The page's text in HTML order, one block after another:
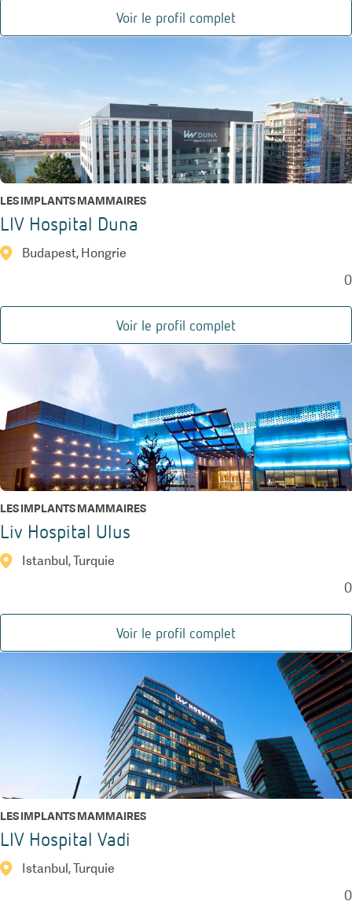
Voir le profil complet
LES IMPLANTS MAMMAIRES
LIV Hospital Duna
Budapest, Hongrie
0
Voir le profil complet
LES IMPLANTS MAMMAIRES
Liv Hospital Ulus
Istanbul, Turquie
0
Voir le profil complet
LES IMPLANTS MAMMAIRES
LIV Hospital Vadi
Istanbul, Turquie
0